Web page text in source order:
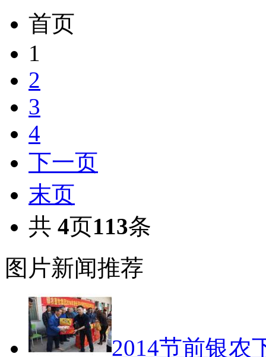
首页
1
2
3
4
下一页
末页
共 4页113条
图片新闻推荐
2014节前银农